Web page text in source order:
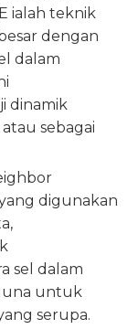
ialah teknik
dengan
dalam
dinamik
sebagai
digunakan
sel dalam
untuk
serupa.